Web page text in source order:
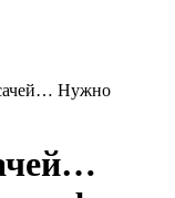
Нужно